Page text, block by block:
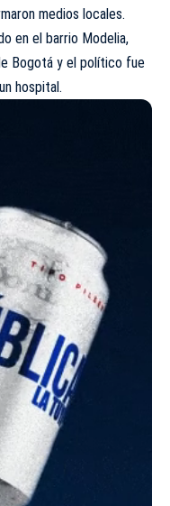
medios locales.
en el barrio Modelia,
Bogotá y el político fue
hospital.